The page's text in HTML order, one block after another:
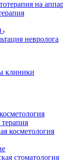
на
невролога
клиники
косметология
стоматология